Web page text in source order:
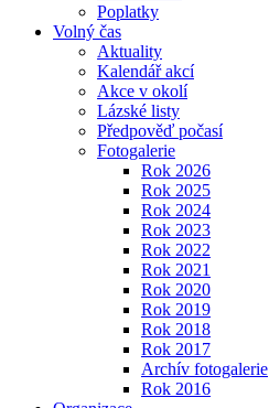
Poplatky
Volný čas
Aktuality
Kalendář akcí
Akce v okolí
Lázské listy
Předpověď počasí
Fotogalerie
Rok 2026
Rok 2025
Rok 2024
Rok 2023
Rok 2022
Rok 2021
Rok 2020
Rok 2019
Rok 2018
Rok 2017
Archív fotogalerie
Rok 2016